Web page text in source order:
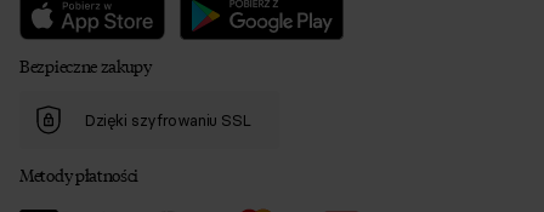
Bezpieczne zakupy
Dzięki szyfrowaniu SSL
Metody płatności